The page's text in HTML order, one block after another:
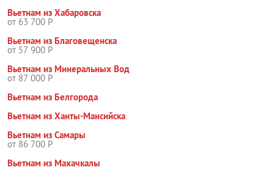
Вьетнам из Хабаровска
от 63 700 Р
Вьетнам из Благовещенска
от 57 900 Р
Вьетнам из Минеральных Вод
от 87 000 Р
Вьетнам из Белгорода
Вьетнам из Ханты-Мансийска
Вьетнам из Самары
от 86 700 Р
Вьетнам из Махачкалы